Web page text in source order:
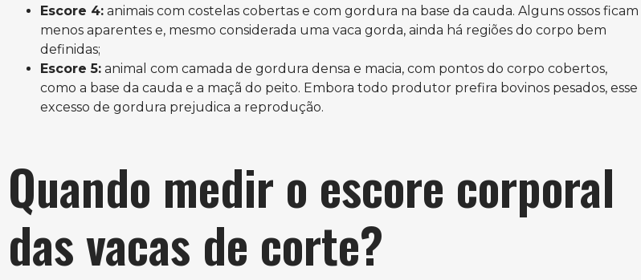
Escore 4: animais com costelas cobertas e com gordura na base da cauda. Alguns ossos ficam
menos aparentes e, mesmo considerada uma vaca gorda, ainda há regiões do corpo bem
definidas;
Escore 5: animal com camada de gordura densa e macia, com pontos do corpo cobertos,
como a base da cauda e a maçã do peito. Embora todo produtor prefira bovinos pesados, esse
excesso de gordura prejudica a reprodução.
Quando medir o escore corporal
das vacas de corte?